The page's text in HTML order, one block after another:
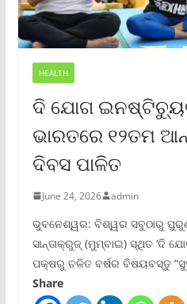
HEALTH
ଦି ଯୋଗ
ଭାରତରେ ୧୨ତମ
ଦିବସ ପାଳିତ
June 24, 2026 admin
ଭୁବନେଶ୍ୱର: ବିଶ୍ୱର ସବୁଠାରୁ
ସାନ୍ତାକ୍ରୁଜ୍ (ମୁମ୍ବାଇ) ସ୍ଥିତ ‘ଦି
ପକ୍ଷରୁ ଚଳିତ ବର୍ଷର ବିଷୟବସ୍ତୁ
Share